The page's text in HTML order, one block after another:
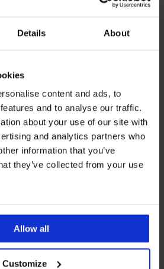
Details About
content and ads, to
and to analyse our traffic.
about your use of our site with
and analytics partners who
information that you’ve
they’ve collected from your use
Allow all
Customize
Γυναικείο κορμάκι Dantelle
Έκπτωση
14,10 € Αρχική τιμή
46,99 €